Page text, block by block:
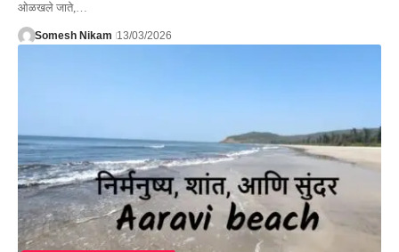
ओळखले जाते,…
Somesh Nikam 13/03/2026